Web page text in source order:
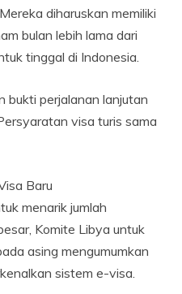
diharuskan memiliki
bulan lebih lama dari
tinggal di Indonesia.
bukti perjalanan lanjutan
visa turis sama
Baru
menarik jumlah
Komite Libya untuk
asing mengumumkan
sistem e-visa.